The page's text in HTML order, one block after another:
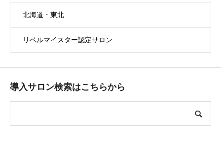
北海道・東北
リベルマイスター認定サロン
導入サロン検索はこちらから